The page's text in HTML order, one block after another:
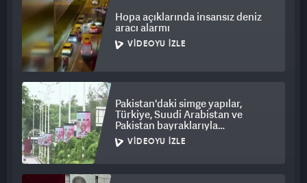
Hopa açıklarında insansız deniz
aracı alarmı
VIDEOYU İZLE
Pakistan'daki simge yapılar,
Türkiye, Suudi Arabistan ve
Pakistan bayraklarıyla
ışıklandırıldı
VIDEOYU İZLE